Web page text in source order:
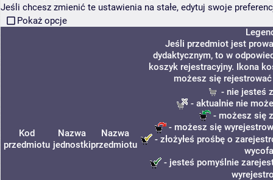
Jeśli chcesz zmienić te ustawienia na stałe, edytuj swoje
Pokaż opcje
Kod
przedmiotu
Nazwa
jednostki
Nazwa
przedmiotu
Jeśli przedmiot jest
dydaktycznym, to w
koszyk rejestracyjny. Ikona
możesz się
- nie jesteś
- aktualnie nie
- możesz się
- możesz się
- złożyłeś prośbę o
- jesteś pomyślnie